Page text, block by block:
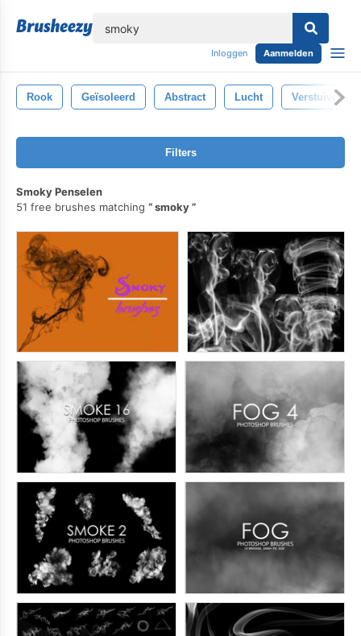
Inloggen Aanmelden
Rook Geïsoleerd Abstract Lucht Verstuiven
Filters
Smoky Penselen
51 free brushes matching
smoky